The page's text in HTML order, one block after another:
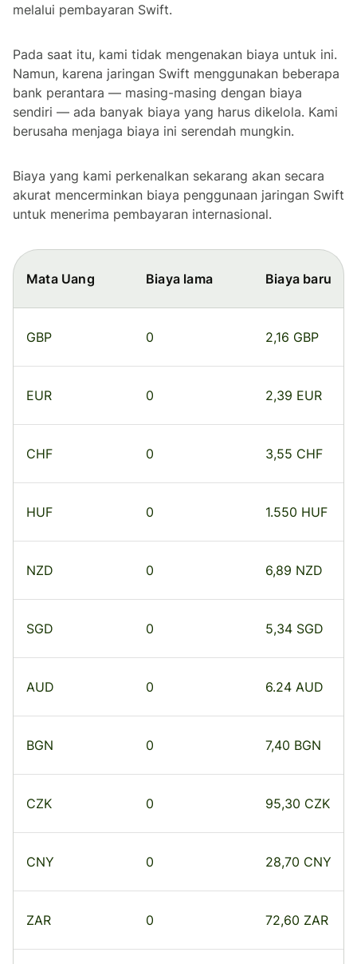
melalui pembayaran Swift.
Pada saat itu, kami tidak mengenakan biaya untuk ini.
Namun, karena jaringan Swift menggunakan beberapa
bank perantara — masing-masing dengan biaya
sendiri — ada banyak biaya yang harus dikelola. Kami
berusaha menjaga biaya ini serendah mungkin.
Biaya yang kami perkenalkan sekarang akan secara
akurat mencerminkan biaya penggunaan jaringan Swift
untuk menerima pembayaran internasional.
Mata Uang Biaya lama Biaya baru
GBP 0 2,16 GBP
EUR 0 2,39 EUR
CHF 0 3,55 CHF
HUF 0 1.550 HUF
NZD 0 6,89 NZD
SGD 0 5,34 SGD
AUD 0 6.24 AUD
BGN 0 7,40 BGN
CZK 0 95,30 CZK
CNY 0 28,70 CNY
ZAR 0 72,60 ZAR